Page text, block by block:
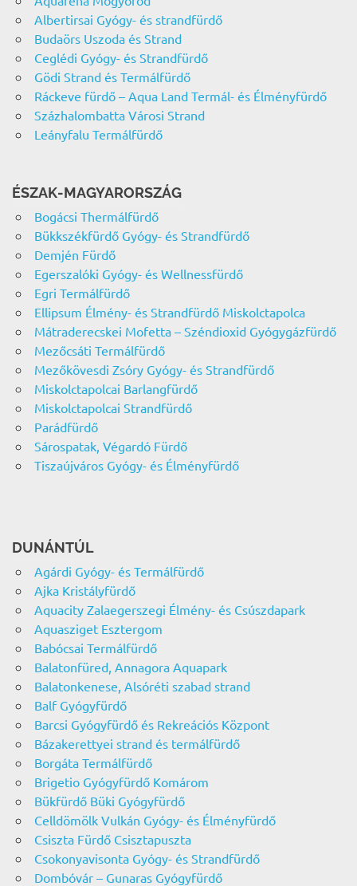
Albertirsai Gyógy- és strandfürdő
Budaörs Uszoda és Strand
Ceglédi Gyógy- és Strandfürdő
Gödi Strand és Termálfürdő
Ráckeve fürdő – Aqua Land Termál- és Élményfürdő
Százhalombatta Városi Strand
Leányfalu Termálfürdő
ÉSZAK-MAGYARORSZÁG
Bogácsi Thermálfürdő
Bükkszékfürdő Gyógy- és Strandfürdő
Demjén Fürdő
Egerszalóki Gyógy- és Wellnessfürdő
Egri Termálfürdő
Ellipsum Élmény- és Strandfürdő Miskolctapolca
Mátraderecskei Mofetta – Széndioxid Gyógygázfürdő
Mezőcsáti Termálfürdő
Mezőkövesdi Zsóry Gyógy- és Strandfürdő
Miskolctapolcai Barlangfürdő
Miskolctapolcai Strandfürdő
Parádfürdő
Sárospatak, Végardó Fürdő
Tiszaújváros Gyógy- és Élményfürdő
DUNÁNTÚL
Agárdi Gyógy- és Termálfürdő
Ajka Kristályfürdő
Aquacity Zalaegerszegi Élmény- és Csúszdapark
Aquasziget Esztergom
Babócsai Termálfürdő
Balatonfüred, Annagora Aquapark
Balatonkenese, Alsóréti szabad strand
Balf Gyógyfürdő
Barcsi Gyógyfürdő és Rekreációs Központ
Bázakerettyei strand és termálfürdő
Borgáta Termálfürdő
Brigetio Gyógyfürdő Komárom
Bükfürdő Büki Gyógyfürdő
Celldömölk Vulkán Gyógy- és Élményfürdő
Csiszta Fürdő Csisztapuszta
Csokonyavisonta Gyógy- és Strandfürdő
Dombóvár – Gunaras Gyógyfürdő